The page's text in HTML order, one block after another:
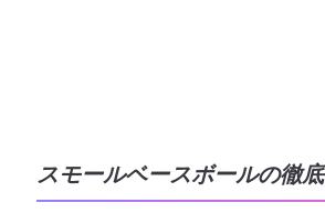
スモールベースボールの徹底